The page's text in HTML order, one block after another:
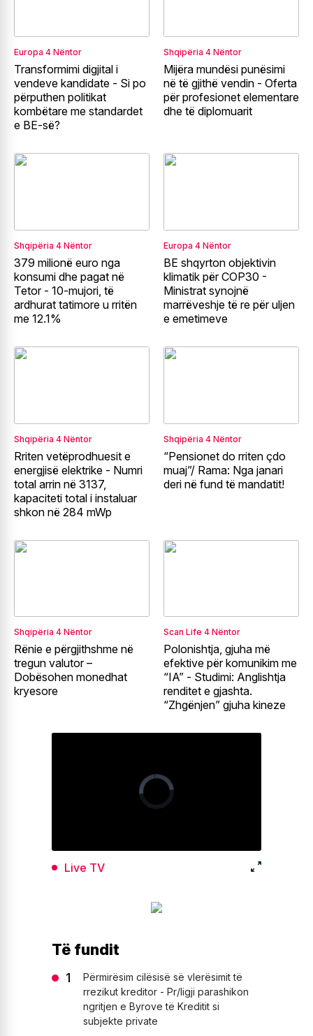
Europa 4 Nëntor
Transformimi digjital i
vendeve kandidate - Si po
përputhen politikat
kombëtare me standardet
e BE-së?
Shqipëria 4 Nëntor
Mijëra mundësi punësimi
në të gjithë vendin - Oferta
për profesionet elementare
dhe të diplomuarit
Shqipëria 4 Nëntor
379 milionë euro nga
konsumi dhe pagat në
Tetor - 10-mujori, të
ardhurat tatimore u rritën
me 12.1%
Europa 4 Nëntor
BE shqyrton objektivin
klimatik për COP30 -
Ministrat synojnë
marrëveshje të re për uljen
e emetimeve
Shqipëria 4 Nëntor
Rriten vetëprodhuesit e
energjisë elektrike - Numri
total arrin në 3137,
kapaciteti total i instaluar
shkon në 284 mWp
Shqipëria 4 Nëntor
“Pensionet do rriten çdo
muaj”/ Rama: Nga janari
deri në fund të mandatit!
Shqipëria 4 Nëntor
Rënie e përgjithshme në
tregun valutor –
Dobësohen monedhat
kryesore
Scan Life 4 Nëntor
Polonishtja, gjuha më
efektive për komunikim me
“IA” - Studimi: Anglishtja
renditet e gjashta.
“Zhgënjen” gjuha kineze
Live TV
Të fundit
Përmirësim cilësisë së vlerësimit të
rrezikut kreditor - Pr/ligji parashikon
ngritjen e Byrove të Kreditit si
subjekte private